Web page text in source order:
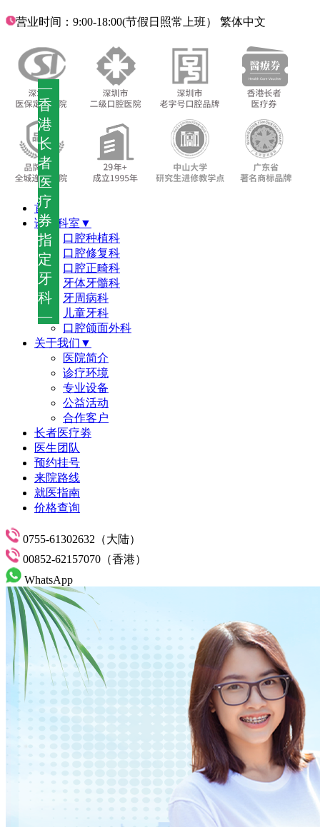
—
香
港
长
者
医
疗
券
指
定
牙
科
—
营业时间：9:00-18:00(节假日照常上班） 繁体中文
首页
诊疗科室▼
口腔种植科
口腔修复科
口腔正畸科
牙体牙髓科
牙周病科
儿童牙科
口腔颌面外科
关于我们▼
医院简介
诊疗环境
专业设备
公益活动
合作客户
长者医疗劵
医生团队
预约挂号
来院路线
就医指南
价格查询
0755-61302632（大陆）
00852-62157070（香港）
WhatsApp